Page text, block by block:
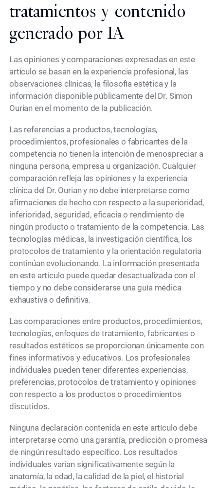
tratamientos y contenido
generado por IA
Las opiniones y comparaciones expresadas en este
artículo se basan en la experiencia profesional, las
observaciones clínicas, la filosofía estética y la
información disponible públicamente del Dr. Simon
Ourian en el momento de la publicación.
Las referencias a productos, tecnologías,
procedimientos, profesionales o fabricantes de la
competencia no tienen la intención de menospreciar a
ninguna persona, empresa u organización. Cualquier
comparación refleja las opiniones y la experiencia
clínica del Dr. Ourian y no debe interpretarse como
afirmaciones de hecho con respecto a la superioridad,
inferioridad, seguridad, eficacia o rendimiento de
ningún producto o tratamiento de la competencia. Las
tecnologías médicas, la investigación científica, los
protocolos de tratamiento y la orientación regulatoria
continúan evolucionando. La información presentada
en este artículo puede quedar desactualizada con el
tiempo y no debe considerarse una guía médica
exhaustiva o definitiva.
Las comparaciones entre productos, procedimientos,
tecnologías, enfoques de tratamiento, fabricantes o
resultados estéticos se proporcionan únicamente con
fines informativos y educativos. Los profesionales
individuales pueden tener diferentes experiencias,
preferencias, protocolos de tratamiento y opiniones
con respecto a los productos o procedimientos
discutidos.
Ninguna declaración contenida en este artículo debe
interpretarse como una garantía, predicción o promesa
de ningún resultado específico. Los resultados
individuales varían significativamente según la
anatomía, la edad, la calidad de la piel, el historial